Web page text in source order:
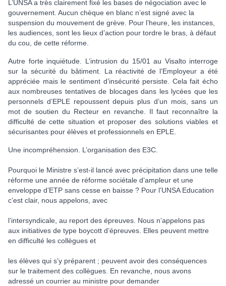
L’UNSA a très clairement fixé les bases de négociation avec le
gouvernement. Aucun chèque en blanc n’est signé avec la
suspension du mouvement de grève. Pour l’heure, les instances,
les audiences, sont les lieux d’action pour tordre le bras, à défaut
du cou, de cette réforme.
Autre forte inquiétude. L’intrusion du 15/01 au Visalto interroge
sur la sécurité du bâtiment. La réactivité de l’Employeur a été
appréciée mais le sentiment d’insécurité persiste. Cela fait écho
aux nombreuses tentatives de blocages dans les lycées que les
personnels d’EPLE repoussent depuis plus d’un mois, sans un
mot de soutien du Recteur en revanche. Il faut reconnaître la
difficulté de cette situation et proposer des solutions viables et
sécurisantes pour élèves et professionnels en EPLE.
Une incompréhension. L’organisation des E3C.
Pourquoi le Ministre s’est-il lancé avec précipitation dans une telle
réforme une année de réforme sociétale d’ampleur et une
enveloppe d’ETP sans cesse en baisse ? Pour l’UNSA Education
c’est clair, nous appelons, avec
l’intersyndicale, au report des épreuves. Nous n’appelons pas
aux initiatives de type boycott d’épreuves. Elles peuvent mettre
en difficulté les collègues et
les élèves qui s’y préparent ; peuvent avoir des conséquences
sur le traitement des collègues. En revanche, nous avons
adressé un courrier au ministre pour demander